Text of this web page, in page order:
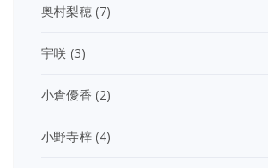
奥村梨穂(7)
宇咲 (3)
小倉優香 (2)
小野寺梓(4)